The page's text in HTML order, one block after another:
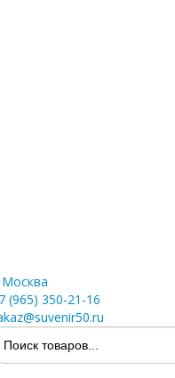
Москва
(965) 350-21-16